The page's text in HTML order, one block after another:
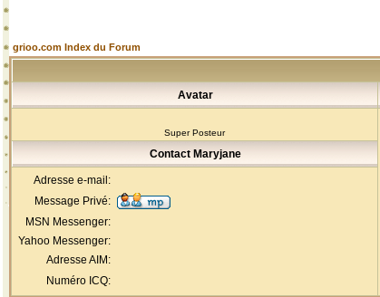
grioo.com Index du Forum
Avatar
Super Posteur
Contact Maryjane
Adresse e-mail:
Message Privé:
MSN Messenger:
Yahoo Messenger:
Adresse AIM:
Numéro ICQ: